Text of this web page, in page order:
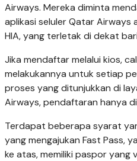
Airways. Mereka diminta
aplikasi seluler Qatar Airways
HIA, yang terletak di dekat
Jika mendaftar melalui kios,
melakukannya untuk setiap
proses yang ditunjukkan di
Airways, pendaftaran hanya
Terdapat beberapa syarat
yang mengajukan Fast Pass,
ke atas, memiliki paspor yang